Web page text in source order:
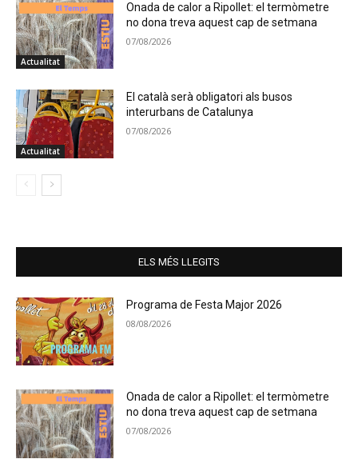
Actualitat
Onada de calor a Ripollet: el termòmetre
no dona treva aquest cap de setmana
07/08/2026
Actualitat
El català serà obligatori als busos
interurbans de Catalunya
07/08/2026
ELS MÉS LLEGITS
Programa de Festa Major 2026
08/08/2026
Onada de calor a Ripollet: el termòmetre
no dona treva aquest cap de setmana
07/08/2026